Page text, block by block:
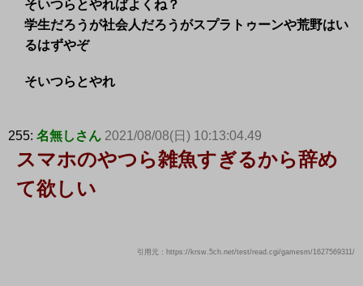
そいつらとやればよくね？
学生だろうが社会人だろうがスプラトゥーンや荒野はい
るはずやぞ
そいつらとやれ
255: 名無しさん 2021/08/08(日) 10:13:04.49
スマホのやつら雑魚すぎるから辞め
て欲しい
引用元：https://krsw.5ch.net/test/read.cgi/gamesm/1627569311/